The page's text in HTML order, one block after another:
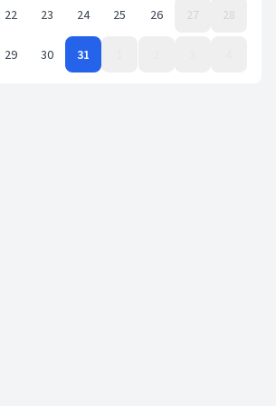
22 23 24 25 26 27 28
29 30 31